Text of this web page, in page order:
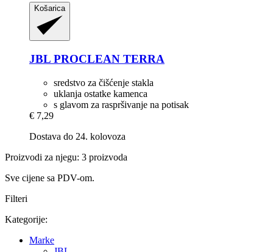
Košarica
JBL PROCLEAN TERRA
sredstvo za čišćenje stakla
uklanja ostatke kamenca
s glavom za raspršivanje na potisak
€ 7,29
Dostava do 24. kolovoza
Proizvodi za njegu: 3 proizvoda
Sve cijene sa PDV-om.
Filteri
Kategorije:
Marke